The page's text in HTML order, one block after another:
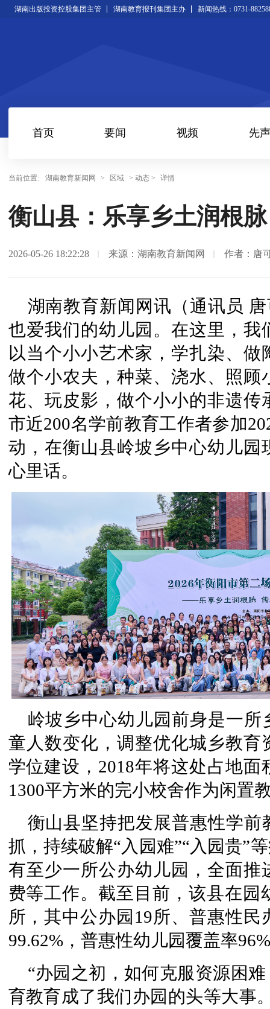
湖南出版投资控股集团主管 湖南教育报刊集团主办 新闻热线：0731-
首页 要闻 视频 先声
当前位置: 湖南教育新闻网 > 区域 > 动态 > 详情
衡山县：乐享乡土润根
2026-05-26 18:22:28 来源：湖南教育新闻网 作者：唐
湖南教育新闻网讯（通讯员
也爱我们的幼儿园。在这里，
以当个小小艺术家，学扎染、
做个小农夫，种菜、浇水、照
花、玩皮影，做个小小的非遗传
市近200名学前教育工作者参加
动，在衡山县岭坡乡中心幼儿
心里话。
岭坡乡中心幼儿园前身是一
童人数变化，调整优化城乡教
学位建设，2018年将这处占地
1300平方米的完小校舍作为闲置
衡山县坚持把发展普惠性学
抓，持续破解“入园难”“入园贵”
有至少一所公办幼儿园，全面
费等工作。截至目前，该县在园
所，其中公办园19所、普惠性
99.62%，普惠性幼儿园覆盖率
“办园之初，如何克服资源困
育教育成了我们办园的头等大事